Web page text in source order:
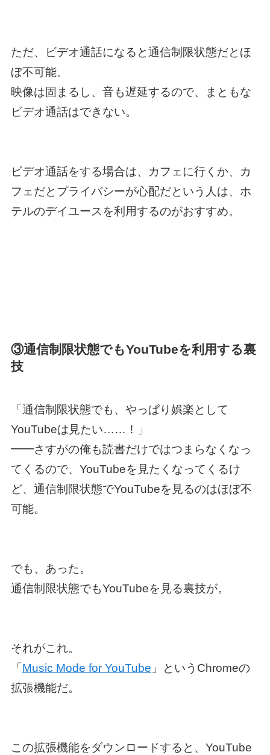
ただ、ビデオ通話になると通信制限状態だとほ
ぼ不可能。
映像は固まるし、音も遅延するので、まともな
ビデオ通話はできない。
ビデオ通話をする場合は、カフェに行くか、カ
フェだとプライバシーが心配だという人は、ホ
テルのデイユースを利用するのがおすすめ。
③通信制限状態でもYouTubeを利用する裏
技
「通信制限状態でも、やっぱり娯楽として
YouTubeは見たい……！」
━━さすがの俺も読書だけではつまらなくなっ
てくるので、YouTubeを見たくなってくるけ
ど、通信制限状態でYouTubeを見るのはほぼ不
可能。
でも、あった。
通信制限状態でもYouTubeを見る裏技が。
それがこれ。
「 Music Mode for YouTube 」というChromeの
拡張機能だ。
この拡張機能をダウンロードすると、YouTube